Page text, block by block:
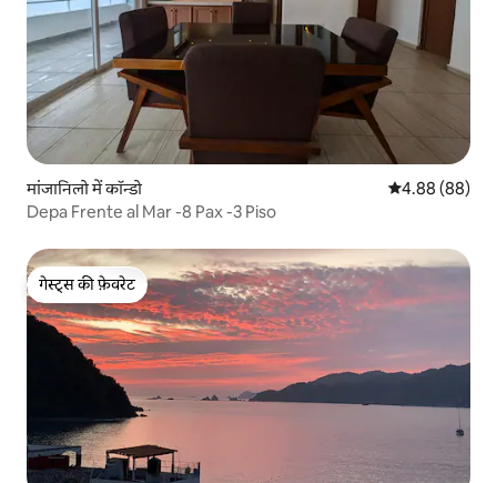
मांजानिलो में कॉन्डो औसत रेटिंग 5 में
4.88 (88)
Depa Frente al Mar -8 Pax -3 Piso
गेस्ट्स की फ़ेवरेट
गेस्ट्स की फ़ेवरेट